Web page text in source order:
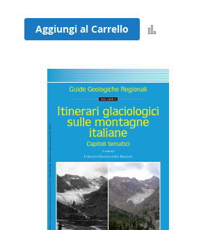
Aggiungi al Carrello
confronto